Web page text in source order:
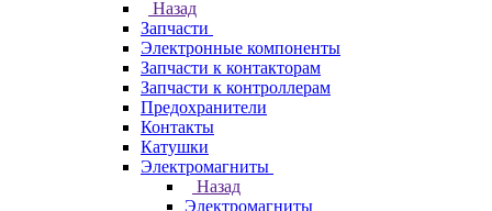
Назад
Запчасти
Электронные компоненты
Запчасти к контакторам
Запчасти к контроллерам
Предохранители
Контакты
Катушки
Электромагниты
Назад
Электромагниты